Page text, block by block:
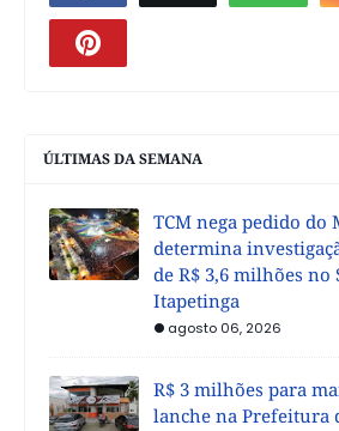
ÚLTIMAS DA SEMANA
TCM nega pedido do
determina
de R$ 3,6 milhões no
Itapetinga
agosto 06, 2026
R$ 3 milhões para
lanche na Prefeitura